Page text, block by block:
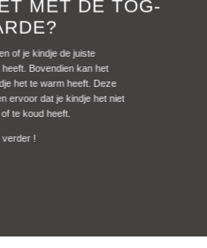
MET DE TOG-
of je kindje de juiste
Bovendien kan het
het te warm heeft. Deze
ervoor dat je kindje het niet
te koud heeft.
verder !